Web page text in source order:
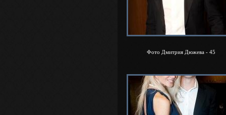
Фото Дмитрия Дюжева - 45